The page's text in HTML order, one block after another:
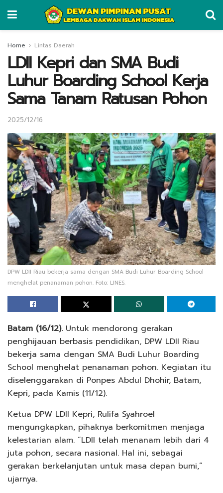
Home Lintas Daerah
LDII Kepri dan SMA Budi
Luhur Boarding School Kerja
Sama Tanam Ratusan Pohon
2025/12/16
DPW LDII Riau bekerja sama dengan SMA Budi Luhur Boarding School
menghelat penanaman pohon. Foto: LINES.
Batam (16/12).Untuk mendorong gerakan
penghijauan berbasis pendidikan, DPW LDII Riau
bekerja sama dengan SMA Budi Luhur Boarding
School menghelat penanaman pohon. Kegiatan itu
diselenggarakan di Ponpes Abdul Dhohir, Batam,
Kepri, pada Kamis (11/12).
Ketua DPW LDII Kepri, Rulifa Syahroel
mengungkapkan, pihaknya berkomitmen menjaga
kelestarian alam. “LDII telah menanam lebih dari 4
juta pohon, secara nasional. Hal ini, sebagai
gerakan berkelanjutan untuk masa depan bumi,”
ujarnya.